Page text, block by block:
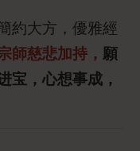
約大方，優雅經
師慈悲加持， 願
宝，心想事成，